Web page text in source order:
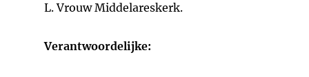
L. Vrouw Middelareskerk.
Verantwoordelijke: